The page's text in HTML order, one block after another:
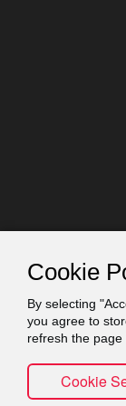
Cookie
By selecting
you agree to
refresh the page
Cookie